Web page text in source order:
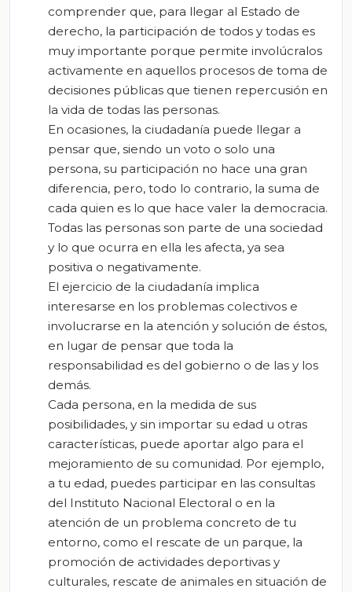
comprender que, para llegar al Estado de
derecho, la participación de todos y todas es
muy importante porque permite involúcralos
activamente en aquellos procesos de toma de
decisiones públicas que tienen repercusión en
la vida de todas las personas.
En ocasiones, la ciudadanía puede llegar a
pensar que, siendo un voto o solo una
persona, su participación no hace una gran
diferencia, pero, todo lo contrario, la suma de
cada quien es lo que hace valer la democracia.
Todas las personas son parte de una sociedad
y lo que ocurra en ella les afecta, ya sea
positiva o negativamente.
El ejercicio de la ciudadanía implica
interesarse en los problemas colectivos e
involucrarse en la atención y solución de éstos,
en lugar de pensar que toda la
responsabilidad es del gobierno o de las y los
demás.
Cada persona, en la medida de sus
posibilidades, y sin importar su edad u otras
características, puede aportar algo para el
mejoramiento de su comunidad. Por ejemplo,
a tu edad, puedes participar en las consultas
del Instituto Nacional Electoral o en la
atención de un problema concreto de tu
entorno, como el rescate de un parque, la
promoción de actividades deportivas y
culturales, rescate de animales en situación de